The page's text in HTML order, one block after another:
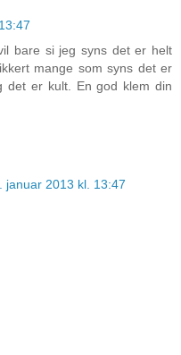
bare si jeg syns det er helt
mange som syns det er
det er kult. En god klem din
januar 2013 kl. 13:47